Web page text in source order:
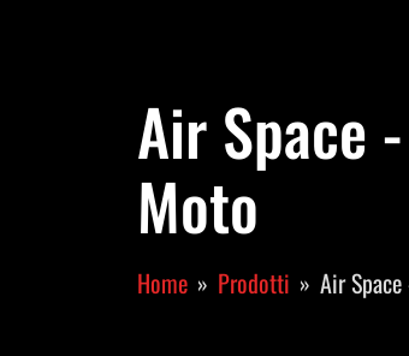
Air Space
Moto
Home Prodotti Air